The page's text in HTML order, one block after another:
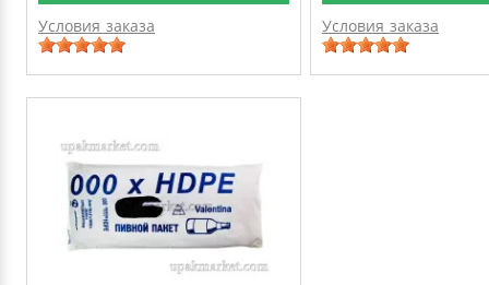
Условия заказа Условия заказа